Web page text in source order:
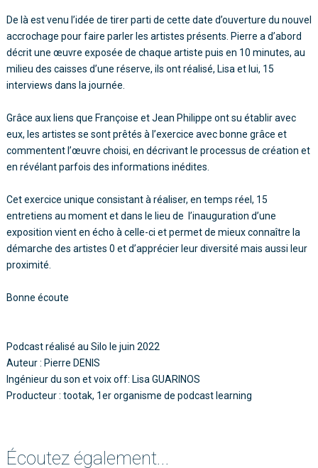
De là est venu l’idée de tirer parti de cette date d’ouverture du nouvel
accrochage pour faire parler les artistes présents. Pierre a d’abord
décrit une œuvre exposée de chaque artiste puis en 10 minutes, au
milieu des caisses d’une réserve, ils ont réalisé, Lisa et lui, 15
interviews dans la journée.
Grâce aux liens que Françoise et Jean Philippe ont su établir avec
eux, les artistes se sont prêtés à l’exercice avec bonne grâce et
commentent l’œuvre choisi, en décrivant le processus de création et
en révélant parfois des informations inédites.
Cet exercice unique consistant à réaliser, en temps réel, 15
entretiens au moment et dans le lieu de l’inauguration d’une
exposition vient en écho à celle-ci et permet de mieux connaître la
démarche des artistes 0 et d’apprécier leur diversité mais aussi leur
proximité.
Bonne écoute
Podcast réalisé au Silo le juin 2022
Auteur : Pierre DENIS
Ingénieur du son et voix off: Lisa GUARINOS
Producteur : tootak, 1er organisme de podcast learning
Écoutez également...